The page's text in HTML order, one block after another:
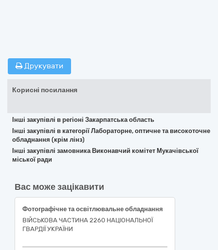
Друкувати
Корисні посилання
Інші закупівлі в регіоні Закарпатська область
Інші закупівлі в категорії Лабораторне, оптичне та високоточне
обладнання (крім лінз)
Інші закупівлі замовника Виконавчий комітет Мукачівської
міської ради
Вас може зацікавити
Фотографічне та освітлювальне обладнання
ВІЙСЬКОВА ЧАСТИНА 2260 НАЦІОНАЛЬНОЇ
ГВАРДІЇ УКРАЇНИ